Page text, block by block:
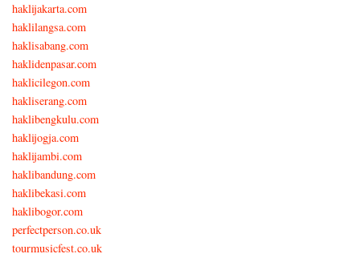
haklijakarta.com
haklilangsa.com
haklisabang.com
haklidenpasar.com
haklicilegon.com
hakliserang.com
haklibengkulu.com
haklijogja.com
haklijambi.com
haklibandung.com
haklibekasi.com
haklibogor.com
perfectperson.co.uk
tourmusicfest.co.uk